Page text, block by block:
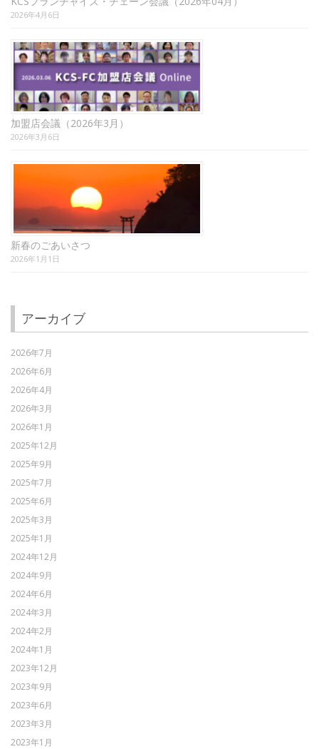
2026年4月6日
加盟店会議（2026年3月）
2026年3月6日
新春のごあいさつ
2026年1月1日
アーカイブ
2026年7月
2026年6月
2026年4月
2026年3月
2026年1月
2025年12月
2025年9月
2025年7月
2025年6月
2025年3月
2025年1月
2024年12月
2024年9月
2024年6月
2024年3月
2024年2月
2024年1月
2023年12月
2023年9月
2023年6月
2023年3月
2023年1月